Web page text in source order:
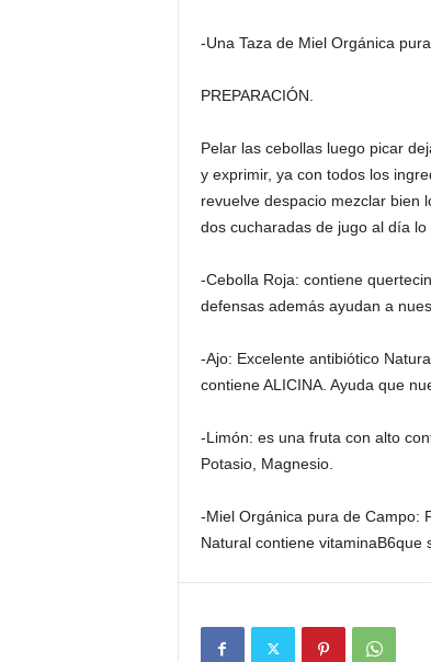
-Una Taza de Miel Orgánica
PREPARACIÓN.
Pelar las cebollas luego picar
y exprimir, ya con todos los
revuelve despacio mezclar bien
dos cucharadas de jugo al día
-Cebolla Roja: contiene
defensas además ayudan a
-Ajo: Excelente antibiótico
contiene ALICINA. Ayuda que
-Limón: es una fruta con alto
Potasio, Magnesio.
-Miel Orgánica pura de Campo:
Natural contiene vitaminaB6que